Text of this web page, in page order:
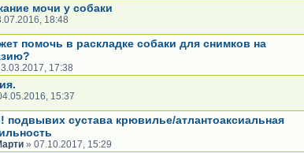
мочи у собаки
18:48
помочь в раскладке собаки для снимков на
17:38
15:37
подвывих сустава крювилье/атлантоаксиальная
» 07.10.2017, 15:29